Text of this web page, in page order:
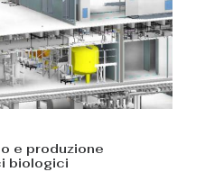
e produzione
biologici